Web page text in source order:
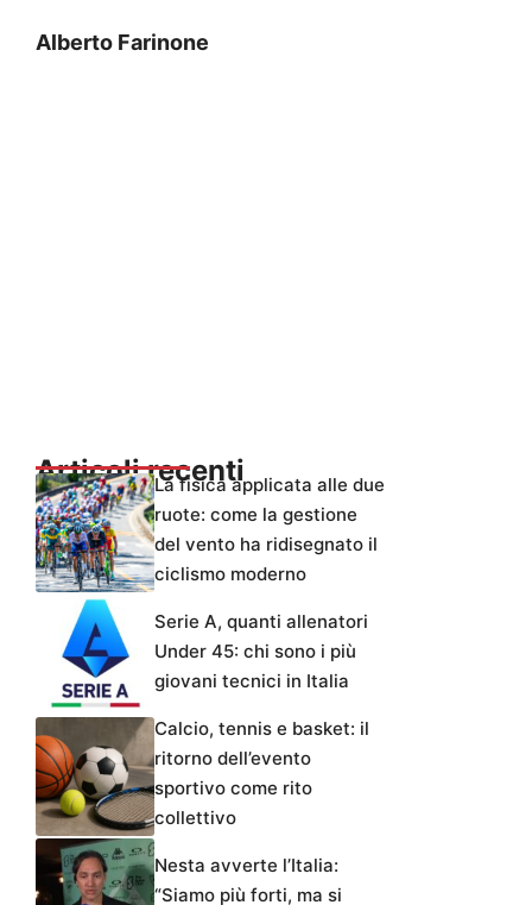
Alberto Farinone
Articoli recentiLa fisica applicata alle due
ruote: come la gestione
del vento ha ridisegnato il
ciclismo moderno
Serie A, quanti allenatori
Under 45: chi sono i più
giovani tecnici in Italia
Calcio, tennis e basket: il
ritorno dell’evento
sportivo come rito
collettivo
Nesta avverte l’Italia:
“Siamo più forti, ma si